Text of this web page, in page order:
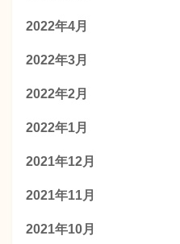
2022年4月
2022年3月
2022年2月
2022年1月
2021年12月
2021年11月
2021年10月